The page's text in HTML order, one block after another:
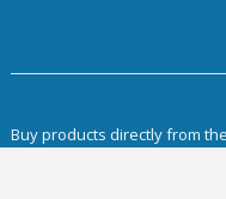
Buy products directly from